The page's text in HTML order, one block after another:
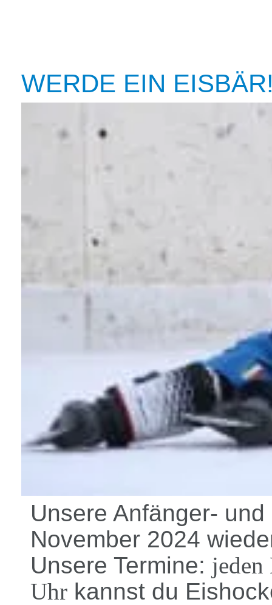
WERDE EIN
Unsere Anfänger-
November 2024
Unsere Termine:
Uhr kannst du